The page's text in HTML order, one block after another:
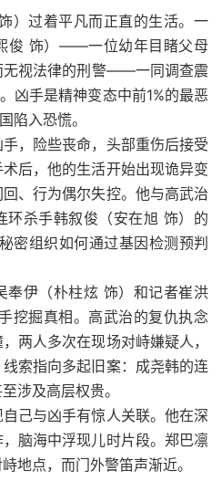
）过着平凡而正直的生活。一
俊 饰）——一位幼年目睹父母
无视法律的刑警——一同调查震
凶手是精神变态中前1%的最恶
陷入恐慌。
，险些丧命，头部重伤后接受
后，他的生活开始出现诡异变
、行为偶尔失控。他与高武治
环杀手韩叙俊（安在旭 饰）的
密组织如何通过基因检测预判
奉伊（朴柱炫 饰）和记者崔洪
挖掘真相。高武治的复仇执念
两人多次在现场对峙嫌疑人，
索指向多起旧案：成尧韩的连
涉及高层权贵。
己与凶手有惊人关联。他在深
脑海中浮现儿时片段。郑巴凛
地点，而门外警笛声渐近。